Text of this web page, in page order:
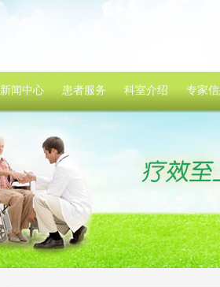
新闻中心 患者服务 科室介绍 专家